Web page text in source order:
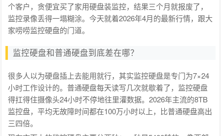
个客户，贪便宜买了家用硬盘装监控，结果三个月就报废了，
监控录像丢得一塌糊涂。今天就着2026年4月的最新行情，跟大
家唠唠监控硬盘的门道。
监控硬盘和普通硬盘到底差在哪？
很多人以为硬盘插上去能用就行，其实监控硬盘是专门为7×24
小时工作设计的。普通硬盘每天读写几次就歇着了，监控硬盘
得扛得住摄像头24小时不停地往里灌数据。2026年主流的8TB
监控盘，平均无故障时间都在100万小时以上，比普通硬盘高出
三四倍。